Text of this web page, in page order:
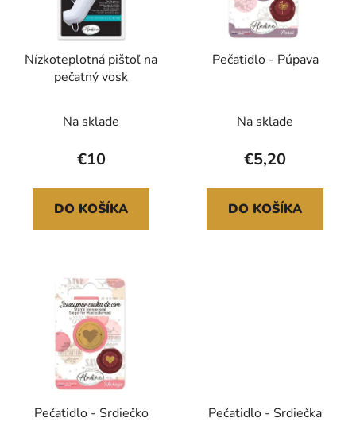
Nízkoteplotná pištoľ na
pečatný vosk
Na sklade
€10
DO KOŠÍKA
Pečatidlo - Púpava
Na sklade
€5,20
DO KOŠÍKA
Pečatidlo - Srdiečko Pečatidlo - Srdiečka